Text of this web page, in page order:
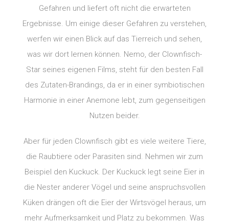
Gefahren und liefert oft nicht die erwarteten
Ergebnisse. Um einige dieser Gefahren zu verstehen,
werfen wir einen Blick auf das Tierreich und sehen,
was wir dort lernen können. Nemo, der Clownfisch-
Star seines eigenen Films, steht für den besten Fall
des Zutaten-Brandings, da er in einer symbiotischen
Harmonie in einer Anemone lebt, zum gegenseitigen
Nutzen beider.
Aber für jeden Clownfisch gibt es viele weitere Tiere,
die Raubtiere oder Parasiten sind. Nehmen wir zum
Beispiel den Kuckuck. Der Kuckuck legt seine Eier in
die Nester anderer Vögel und seine anspruchsvollen
Küken drängen oft die Eier der Wirtsvögel heraus, um
mehr Aufmerksamkeit und Platz zu bekommen. Was